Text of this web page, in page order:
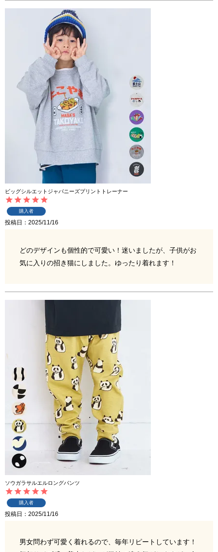
ビッグシルエットジャパニーズプリントトレーナー
購入者
投稿日 2025/11/16
どのデザインも個性的で可愛い！迷いましたが、子供がお
気に入りの招き猫にしました。ゆったり着れます！
ソウガラサルエルロングパンツ
購入者
投稿日 2025/11/16
男女問わず可愛く着れるので、毎年リピートしています！